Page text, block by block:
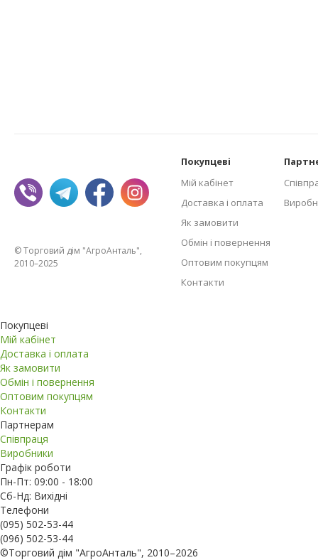
© Торговий дім "АгроАнталь",
2010–2025
Покупцеві
Мій кабінет
Доставка і оплата
Як замовити
Обмін і повернення
Оптовим покупцям
Контакти
Покупцеві
Мій кабінет
Доставка і оплата
Як замовити
Обмін і повернення
Оптовим покупцям
Контакти
Партнерам
Співпраця
Виробники
Графік роботи
Пн-Пт: 09:00 - 18:00
Сб-Нд: Вихідні
Телефони
(095) 502-53-44
(096) 502-53-44
©Торговий дім "АгроАнталь", 2010–2026